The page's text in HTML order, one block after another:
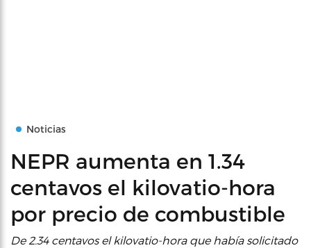
Noticias
NEPR aumenta en 1.34
centavos el kilovatio-hora
por precio de combustible
De 2.34 centavos el kilovatio-hora que había solicitado